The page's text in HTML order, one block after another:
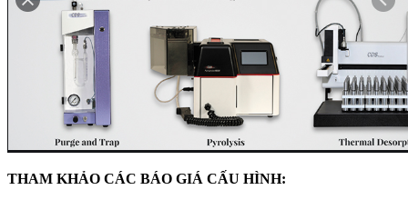
THAM KHẢO CÁC BÁO GIÁ CẤU HÌNH: